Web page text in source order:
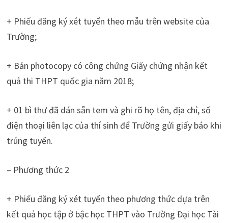
+ Phiếu đăng ký xét tuyển theo mẫu trên website của
Trường;
+ Bản photocopy có công chứng Giấy chứng nhận kết
quả thi THPT quốc gia năm 2018;
+ 01 bì thư đã dán sẵn tem và ghi rõ họ tên, địa chỉ, số
điện thoại liên lạc của thí sinh để Trường gửi giấy báo khi
trúng tuyển.
– Phương thức 2
+ Phiếu đăng ký xét tuyển theo phương thức dựa trên
kết quả học tập ở bậc học THPT vào Trường Đại học Tài